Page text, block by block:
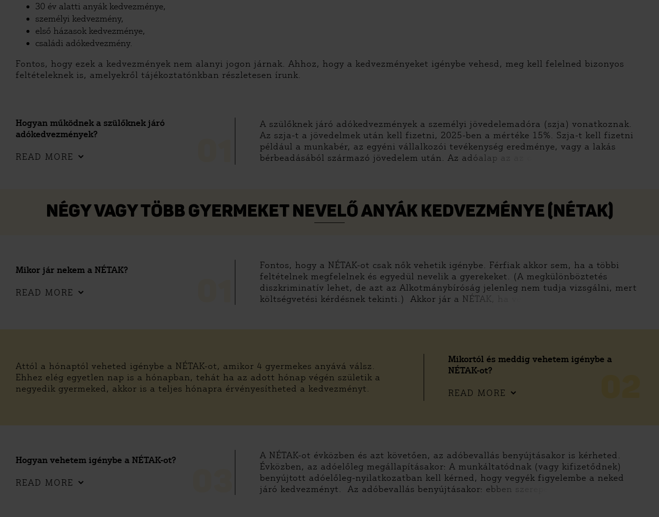
30 év alatti anyák kedvezménye,
személyi kedvezmény,
első házasok kedvezménye,
családi adókedvezmény.
Fontos, hogy ezek a kedvezmények nem alanyi jogon járnak. Ahhoz, hogy a kedvezményeket igénybe vehesd, meg kell felelned bizonyos
feltételeknek is, amelyekről tájékoztatónkban részletesen írunk.
Hogyan működnek a szülőknek járó
adókedvezmények?
READ MORE
A szülőknek járó adókedvezmények a személyi jövedelemadóra (szja) vonatkoznak.
Az szja-t a jövedelmek után kell fizetni, 2025-ben a mértéke 15%. Szja-t kell fizetni
például a munkabér, az egyéni vállalkozói tevékenység eredménye, vagy a lakás
bérbeadásából származó jövedelem után. Az adóalap az az ö
NÉGY VAGY TÖBB GYERMEKET NEVELŐ ANYÁK KEDVEZMÉNYE (NÉTAK)
Mikor jár nekem a NÉTAK?
READ MORE
Fontos, hogy a NÉTAK-ot csak nők vehetik igénybe. Férfiak akkor sem, ha a többi
feltételnek megfelelnek és egyedül nevelik a gyerekeket. (A megkülönböztetés
diszkriminatív lehet, de azt az Alkotmánybíróság jelenleg nem tudja vizsgálni, mert
költségvetési kérdésnek tekinti.) Akkor jár a NÉTAK, ha vé
Mikortól és meddig vehetem igénybe a
NÉTAK-ot?
READ MORE
Attól a hónaptól veheted igénybe a NÉTAK-ot, amikor 4 gyermekes anyává válsz.
Ehhez elég egyetlen nap is a hónapban, tehát ha az adott hónap végén születik a
negyedik gyermeked, akkor is a teljes hónapra érvényesítheted a kedvezményt.
Hogyan vehetem igénybe a NÉTAK-ot?
READ MORE
A NÉTAK-ot évközben és azt követően, az adóbevallás benyújtásakor is kérheted.
Évközben, az adóelőleg megállapításakor: A munkáltatódnak (vagy kifizetődnek)
benyújtott adóelőleg-nyilatkozatban kell kérned, hogy vegyék figyelembe a neked
járó kedvezményt. Az adóbevallás benyújtásakor: ebben szerepe